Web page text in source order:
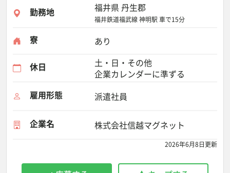
勤務地 福井県 丹生郡
福井鉄道福武線 神明駅 車で15分
寮 あり
休日
土・日・その他
企業カレンダーに準ずる
雇用形態
派遣社員
企業名 株式会社信越マグネット
2026年6月8日更新